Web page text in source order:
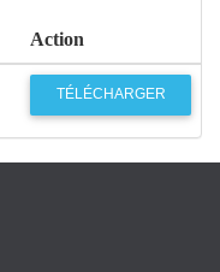
Action
TÉLÉCHARGER